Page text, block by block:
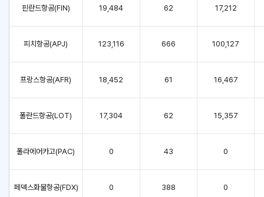
핀란드항공(FIN) 19,484 62 17,212
피치항공(APJ) 123,116 666 100,127
프랑스항공(AFR) 18,452 61 16,467
폴란드항공(LOT) 17,304 62 15,357
폴라에어카고(PAC) 0 43 0
페덱스화물항공(FDX) 0 388 0